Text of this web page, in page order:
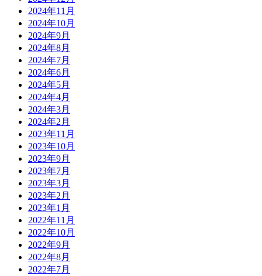
2024年11月
2024年10月
2024年9月
2024年8月
2024年7月
2024年6月
2024年5月
2024年4月
2024年3月
2024年2月
2023年11月
2023年10月
2023年9月
2023年7月
2023年3月
2023年2月
2023年1月
2022年11月
2022年10月
2022年9月
2022年8月
2022年7月